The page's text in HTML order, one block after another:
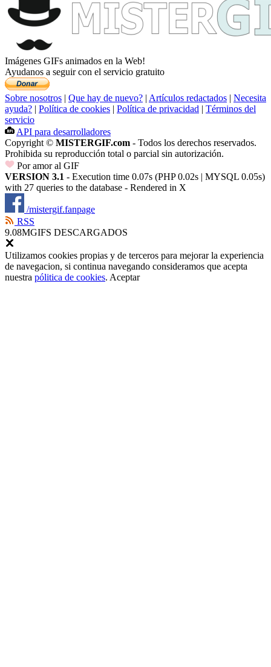
Imágenes GIFs animados en la Web!
Ayudanos a seguir con el servicio gratuito
Sobre nosotros | Que hay de nuevo? | Artículos redactados | Necesita
ayuda? | Política de cookies | Política de privacidad | Términos del
servicio
API para desarrolladores
Copyright © MISTERGIF.com - Todos los derechos reservados.
Prohibida su reproducción total o parcial sin autorización.
Por amor al GIF
VERSION 3.1 - Execution time 0.07s (PHP 0.02s | MYSQL 0.05s)
with 27 queries to the database - Rendered in X
/mistergif.fanpage
RSS
9.08MGIFS DESCARGADOS
Utilizamos cookies propias y de terceros para mejorar la experiencia
de navegacion, si continua navegando consideramos que acepta
nuestra pólitica de cookies. Aceptar